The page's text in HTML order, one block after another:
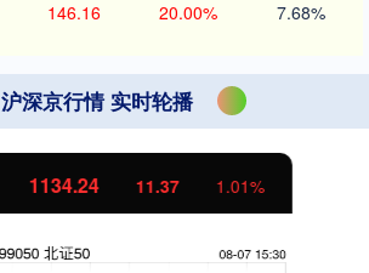
146.16 20.00% 7.68%
沪深京行情 实时轮播
1134.24 11.37 1.01%